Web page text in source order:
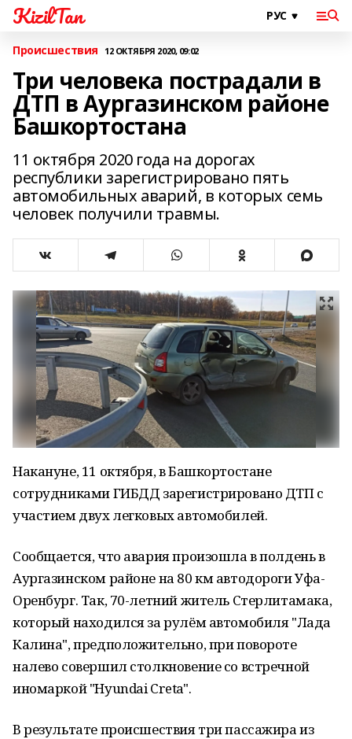
KizilTan
Происшествия 12 ОКТЯБРЯ 2020, 09:02
Три человека пострадали в
ДТП в Аургазинском районе
Башкортостана
11 октября 2020 года на дорогах
республики зарегистрировано пять
автомобильных аварий, в которых семь
человек получили травмы.
Накануне, 11 октября, в Башкортостане
сотрудниками ГИБДД зарегистрировано ДТП с
участием двух легковых автомобилей.
Сообщается, что авария произошла в полдень в
Аургазинском районе на 80 км автодороги Уфа-
Оренбург. Так, 70-летний житель Стерлитамака,
который находился за рулём автомобиля "Лада
Калина", предположительно, при повороте
налево совершил столкновение со встречной
иномаркой "Hyundai Creta".
В результате происшествия три пассажира из